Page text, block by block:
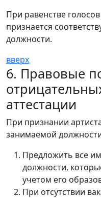
При равенстве
признается
должности.
вверх
6. Правовые
аттестации
При признании
занимаемой
Предложить все
должности,
учетом его
При отсутствии